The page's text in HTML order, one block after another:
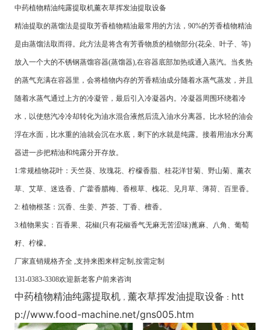
中药植物精油纯露提取机薰衣草挥发油提取设备
精油提取的蒸馏法是提取芳香植物精油最常用的方法，90%的芳香植物精油
是由蒸馏法取而得。此方法是将含有芳香物质的植物部分(花朵、叶子、等)
放入一个大的不锈钢蒸馏容器(蒸馏器),在容器底部加热或通入蒸汽。当炙热
的蒸气充满在容器里，会将植物内存的芳香精油成分随着水蒸气蒸发，并且
随着水蒸气通过上方的冷凝管，最后引入冷凝器内。冷凝器周围环绕着冷
水，以使慈汽冷冷却转化为油水混合液然后流入油水分离器。比水轻的油会
浮在水面，比水重的油就会沉在水底，剩下的水就是纯露。接着用油水分离
器进一步把精油和纯露分开存放。
1:常规植物花叶：天竺葵、玫瑰花、柠檬香脂、桂花洋甘菊、野山菊、薰衣
草、艾草、迷迭香、广藿香腊梅、香根草、槐花、见月草、薄荷、百里香。
2: 植物根茎：沉香、生姜、芦荟、丁香、檀香。
3:植物果实：百香果、花椒(只有花椒香气无麻无苦涩味)蓖麻、八角、葡萄
籽、柠檬。
厂家直销规格齐全 ,支持来图来样定制,按需定制
131-0383-3308欢迎新老客户前来咨询
中药植物精油纯露提取机 ， 薰衣草挥发油提取设备 ： htt
p://www.food-machine.net/gns005.htm